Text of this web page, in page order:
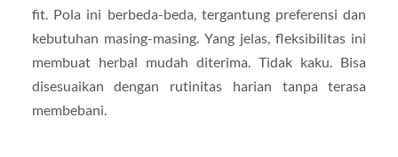
fit. Pola ini berbeda-beda, tergantung preferensi dan
kebutuhan masing-masing. Yang jelas, fleksibilitas ini
membuat herbal mudah diterima. Tidak kaku. Bisa
disesuaikan dengan rutinitas harian tanpa terasa
membebani.